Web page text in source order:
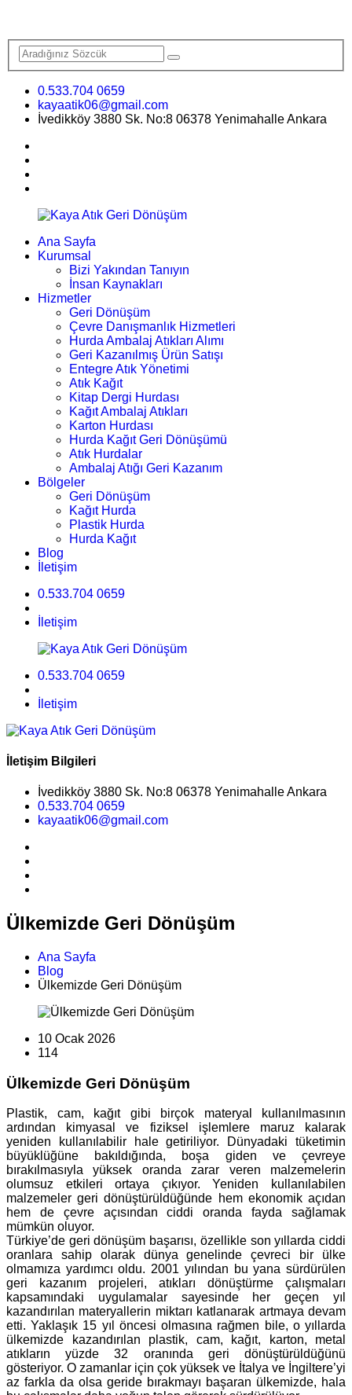
0.533.704 0659
kayaatik06@gmail.com
İvedikköy 3880 Sk. No:8 06378 Yenimahalle Ankara
Ana Sayfa
Kurumsal
Bizi Yakından Tanıyın
İnsan Kaynakları
Hizmetler
Geri Dönüşüm
Çevre Danışmanlık Hizmetleri
Hurda Ambalaj Atıkları Alımı
Geri Kazanılmış Ürün Satışı
Entegre Atık Yönetimi
Atık Kağıt
Kitap Dergi Hurdası
Kağıt Ambalaj Atıkları
Karton Hurdası
Hurda Kağıt Geri Dönüşümü
Atık Hurdalar
Ambalaj Atığı Geri Kazanım
Bölgeler
Geri Dönüşüm
Kağıt Hurda
Plastik Hurda
Hurda Kağıt
Blog
İletişim
0.533.704 0659
İletişim
0.533.704 0659
İletişim
İletişim Bilgileri
İvedikköy 3880 Sk. No:8 06378 Yenimahalle Ankara
0.533.704 0659
kayaatik06@gmail.com
Ülkemizde Geri Dönüşüm
Ana Sayfa
Blog
Ülkemizde Geri Dönüşüm
10 Ocak 2026
114
Ülkemizde Geri Dönüşüm
Plastik, cam, kağıt gibi birçok materyal kullanılmasının
ardından kimyasal ve fiziksel işlemlere maruz kalarak
yeniden kullanılabilir hale getiriliyor. Dünyadaki tüketimin
büyüklüğüne bakıldığında, boşa giden ve çevreye
bırakılmasıyla yüksek oranda zarar veren malzemelerin
olumsuz etkileri ortaya çıkıyor. Yeniden kullanılabilen
malzemeler geri dönüştürüldüğünde hem ekonomik açıdan
hem de çevre açısından ciddi oranda fayda sağlamak
mümkün oluyor.
Türkiye’de geri dönüşüm başarısı, özellikle son yıllarda ciddi
oranlara sahip olarak dünya genelinde çevreci bir ülke
olmamıza yardımcı oldu. 2001 yılından bu yana sürdürülen
geri kazanım projeleri, atıkları dönüştürme çalışmaları
kapsamındaki uygulamalar sayesinde her geçen yıl
kazandırılan materyallerin miktarı katlanarak artmaya devam
etti. Yaklaşık 15 yıl öncesi olmasına rağmen bile, o yıllarda
ülkemizde kazandırılan plastik, cam, kağıt, karton, metal
atıkların yüzde 32 oranında geri dönüştürüldüğünü
gösteriyor. O zamanlar için çok yüksek ve İtalya ve İngiltere’yi
az farkla da olsa geride bırakmayı başaran ülkemizde, hala